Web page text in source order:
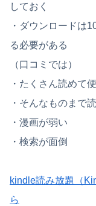
しておく
・ダウンロードは
る必要がある
（口コミでは）
・たくさん読めて
・そんなものまで
・漫画が弱い
・検索が面倒
kindle読み放題（
ら